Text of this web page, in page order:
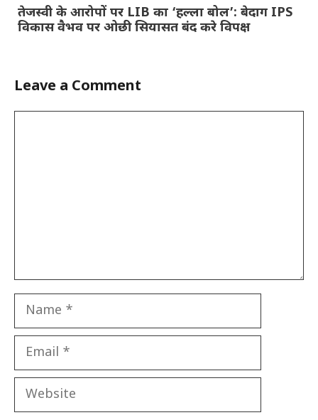
तेजस्वी के आरोपों पर LIB का ‘हल्ला बोल’: बेदाग IPS
विकास वैभव पर ओछी सियासत बंद करे विपक्ष
Leave a Comment
Name
Email
Website